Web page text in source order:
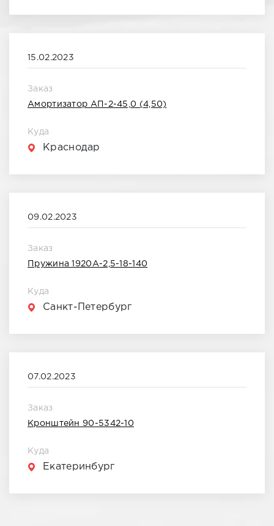
15.02.2023
Заказ
Амортизатор АП-2-45,0 (4,50)
Куда
Краснодар
09.02.2023
Заказ
Пружина 1920А-2,5-18-140
Куда
Санкт-Петербург
07.02.2023
Заказ
Кронштейн 90-5342-10
Куда
Екатеринбург